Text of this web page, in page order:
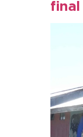
final